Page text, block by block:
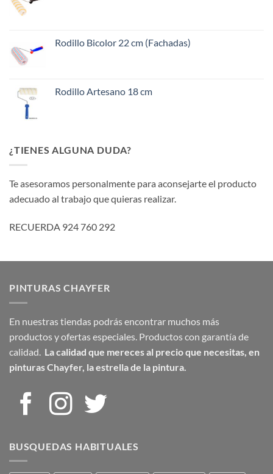
Rodillo Bicolor 22 cm (Fachadas)
Rodillo Artesano 18 cm
¿TIENES ALGUNA DUDA?
Te asesoramos personalmente para aconsejarte el producto
adecuado al trabajo que quieras realizar.
RECUERDA 924 760 292
PINTURAS CHAYFER
En nuestras tiendas podrás encontrar muchos más
productos y ofertas especiales. Productos con garantía de
calidad. La calidad que mereces al precio que necesitas, en
pinturas Chayfer, la estrella de la pintura.
BUSQUEDAS HABITUALES